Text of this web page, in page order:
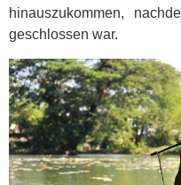
hinauszukommen,
geschlossen war.